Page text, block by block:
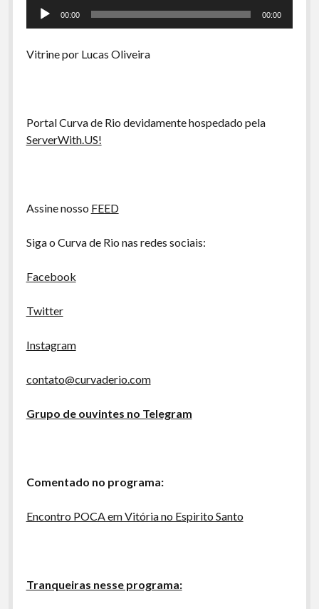
Papo Tranqueira
A Ripa É a Lei
Especiais
Tocador
00:00 00:00
Vitrine por Lucas Oliveira
Portal Curva de Rio devidamente hospedado pela
ServerWith.US!
Assine nosso FEED
Siga o Curva de Rio nas redes sociais:
Facebook
Twitter
Instagram
contato@curvaderio.com
Grupo de ouvintes no Telegram
Comentado no programa:
Encontro POCA em Vitória no Espirito Santo
Tranqueiras nesse programa: